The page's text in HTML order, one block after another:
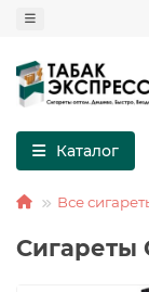
Каталог
Все
Сигареты